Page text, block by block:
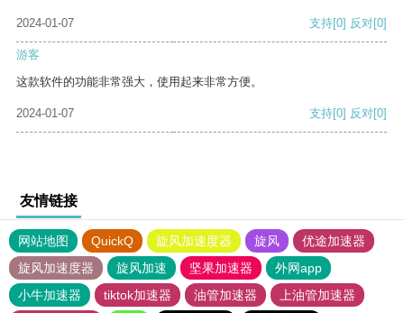
2024-01-07 支持[0] 反对[0]
游客
这款软件的功能非常强大，使用起来非常方便。
2024-01-07 支持[0] 反对[0]
友情链接
网站地图 QuickQ 旋风加速度器 旋风
优途加速器
旋风加速度器
旋风加速 坚果加速器
外网app
小牛加速器
tiktok加速器 油管加速器
上油管加速器